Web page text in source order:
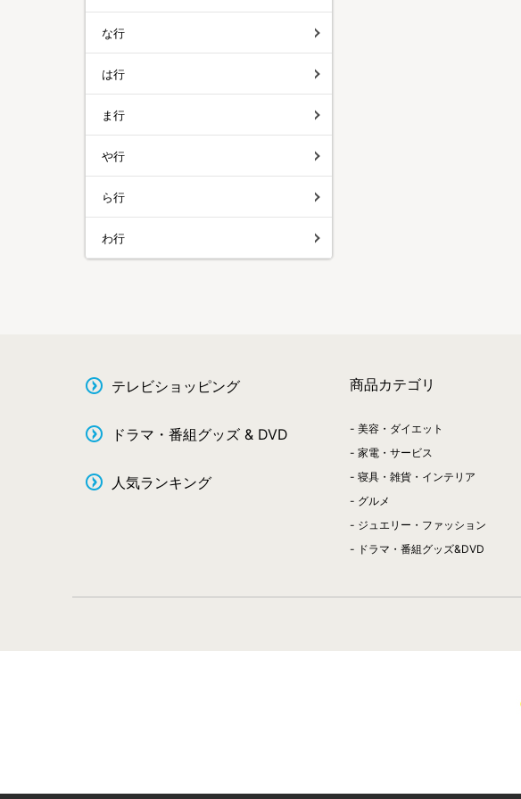
な行
は行
ま行
や行
ら行
わ行
テレビショッピング
ドラマ・番組グッズ & DVD
人気ランキング
商品カテゴリ
美容・ダイエット
家電・サービス
寝具・雑貨・インテリア
グルメ
ジュエリー・ファッション
ドラマ・番組グッズ&DVD